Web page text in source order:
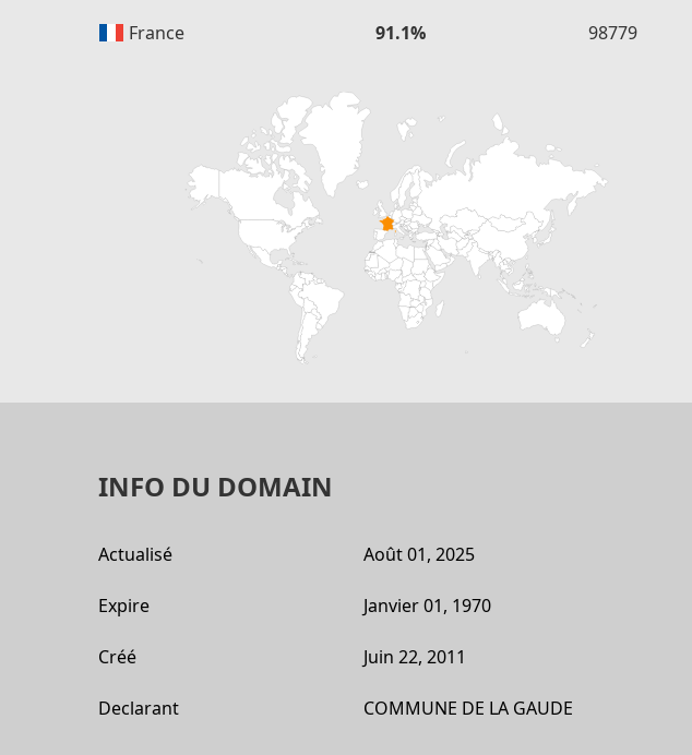
France 91.1% 98779
INFO DU DOMAIN
Actualisé Août 01, 2025
Expire Janvier 01, 1970
Créé Juin 22, 2011
Declarant COMMUNE DE LA GAUDE